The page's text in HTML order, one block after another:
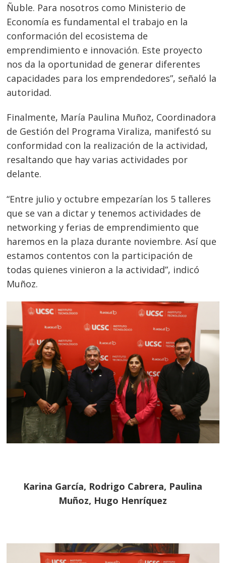
Ñuble. Para nosotros como Ministerio de
Economía es fundamental el trabajo en la
conformación del ecosistema de
emprendimiento e innovación. Este proyecto
nos da la oportunidad de generar diferentes
capacidades para los emprendedores”, señaló la
autoridad.
Finalmente, María Paulina Muñoz, Coordinadora
de Gestión del Programa Viraliza, manifestó su
conformidad con la realización de la actividad,
resaltando que hay varias actividades por
delante.
“Entre julio y octubre empezarían los 5 talleres
que se van a dictar y tenemos actividades de
networking y ferias de emprendimiento que
haremos en la plaza durante noviembre. Así que
estamos contentos con la participación de
todas quienes vinieron a la actividad”, indicó
Muñoz.
Karina García, Rodrigo Cabrera, Paulina
Muñoz, Hugo Henríquez
Navegación
de
entradas